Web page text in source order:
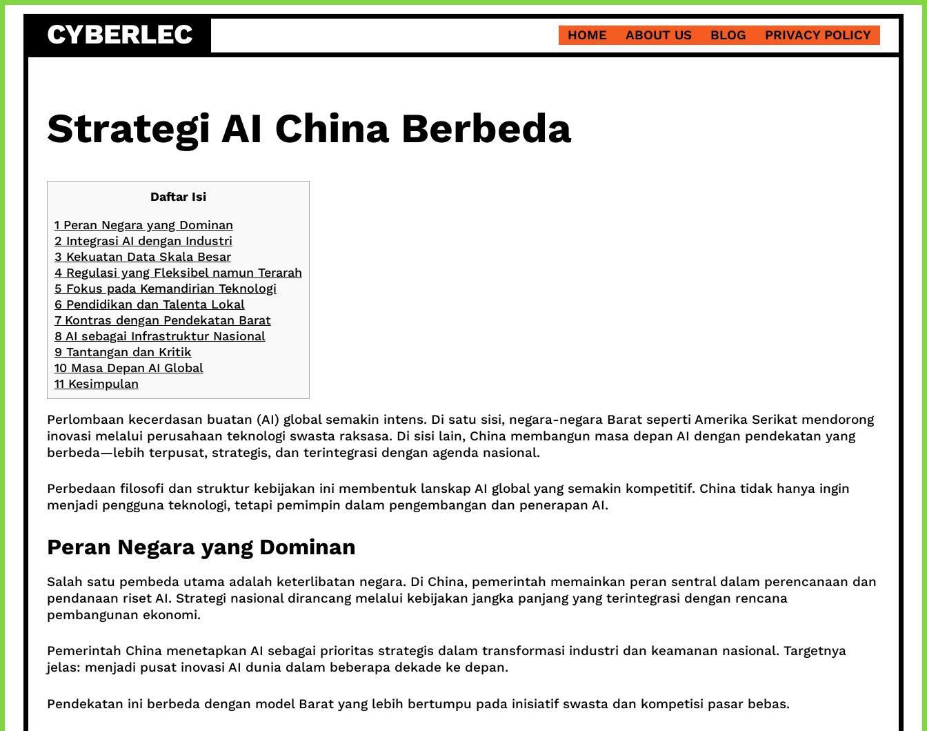
content
CYBERLEC HOME ABOUT US BLOG PRIVACY POLICY
Strategi AI China Berbeda
Daftar Isi
1 Peran Negara yang Dominan
2 Integrasi AI dengan Industri
3 Kekuatan Data Skala Besar
4Regulasi yang Fleksibel namun Terarah
5 Fokus pada Kemandirian Teknologi
6 Pendidikan dan Talenta Lokal
7Kontras dengan Pendekatan Barat
8 AI sebagai Infrastruktur Nasional
9 Tantangan dan Kritik
10Masa Depan AI Global
11 Kesimpulan
Perlombaan kecerdasan buatan (AI) global semakin intens. Di satu sisi, negara-negara Barat seperti Amerika Serikat mendorong
inovasi melalui perusahaan teknologi swasta raksasa. Di sisi lain, China membangun masa depan AI dengan pendekatan yang
berbeda—lebih terpusat, strategis, dan terintegrasi dengan agenda nasional.
Perbedaan filosofi dan struktur kebijakan ini membentuk lanskap AI global yang semakin kompetitif. China tidak hanya ingin
menjadi pengguna teknologi, tetapi pemimpin dalam pengembangan dan penerapan AI.
Peran Negara yang Dominan
Salah satu pembeda utama adalah keterlibatan negara. Di China, pemerintah memainkan peran sentral dalam perencanaan dan
pendanaan riset AI. Strategi nasional dirancang melalui kebijakan jangka panjang yang terintegrasi dengan rencana
pembangunan ekonomi.
Pemerintah China menetapkan AI sebagai prioritas strategis dalam transformasi industri dan keamanan nasional. Targetnya
jelas: menjadi pusat inovasi AI dunia dalam beberapa dekade ke depan.
Pendekatan ini berbeda dengan model Barat yang lebih bertumpu pada inisiatif swasta dan kompetisi pasar bebas.